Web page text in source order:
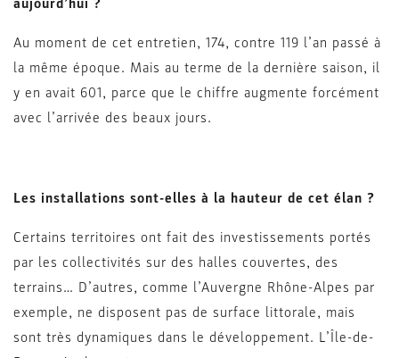
aujourd’hui ?
Au moment de cet entretien, 174, contre 119 l’an passé à
la même époque. Mais au terme de la dernière saison, il
y en avait 601, parce que le chiffre augmente forcément
avec l’arrivée des beaux jours.
Les installations sont-elles à la hauteur de cet élan ?
Certains territoires ont fait des investissements portés
par les collectivités sur des halles couvertes, des
terrains… D’autres, comme l’Auvergne Rhône-Alpes par
exemple, ne disposent pas de surface littorale, mais
sont très dynamiques dans le développement. L’Île-de-